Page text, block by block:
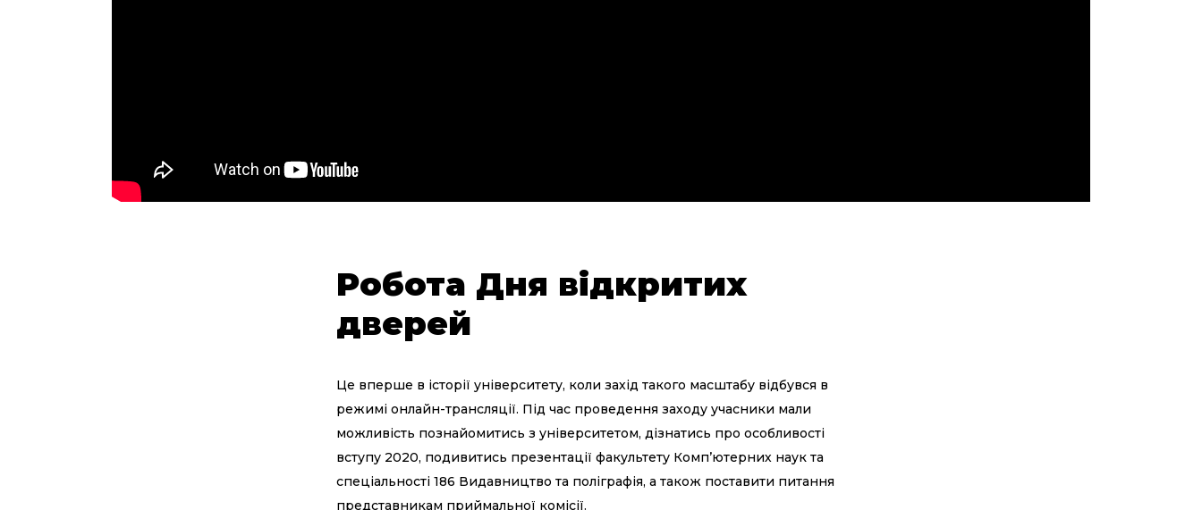
Робота Дня відкритих
дверей
Це вперше в історії університету, коли захід такого масштабу відбувся в
режимі онлайн-трансляції. Під час проведення заходу учасники мали
можливість познайомитись з університетом, дізнатись про особливості
вступу 2020, подивитись презентації факультету Комп’ютерних наук та
спеціальності 186 Видавництво та поліграфія, а також поставити питання
представникам приймальної комісії.